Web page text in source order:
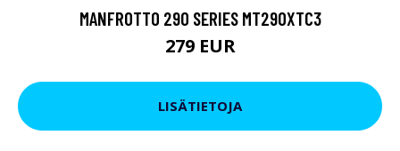
MANFROTTO 290 SERIES MT290XTC3
279 EUR
LISÄTIETOJA